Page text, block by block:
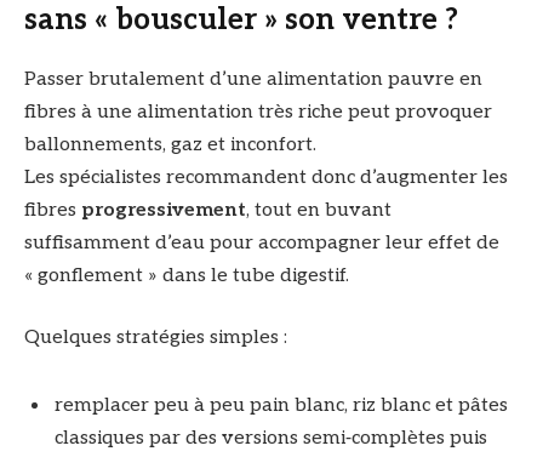
sans « bousculer » son ventre ?
Passer brutalement d’une alimentation pauvre en
fibres à une alimentation très riche peut provoquer
ballonnements, gaz et inconfort.
Les spécialistes recommandent donc d’augmenter les
fibres progressivement, tout en buvant
suffisamment d’eau pour accompagner leur effet de
« gonflement » dans le tube digestif.
Quelques stratégies simples :
remplacer peu à peu pain blanc, riz blanc et pâtes
classiques par des versions semi‑complètes puis